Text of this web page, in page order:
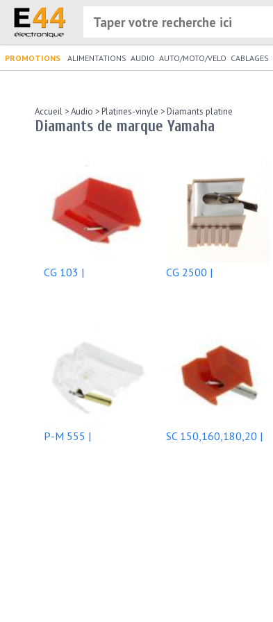
PROMOTIONS ALIMENTATIONS AUDIO AUTO/MOTO/VELO CABLAGES
Accueil >Audio >Platines-vinyle >Diamants platine
Diamants de marque Yamaha
CG 103 | CG 2500 |
P-M 555 | SC 150,160,180,20 |